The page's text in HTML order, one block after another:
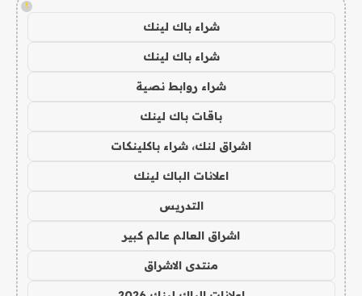
!
شراء باك لينك
شراء باك لينك
شراء روابط نصية
باقات باك لينك
اشراق لنك، شراء باكلينكات
اعلانات الباك لينك
التدريس
اشراق العالم عالم كبير
منتدى الاشراق